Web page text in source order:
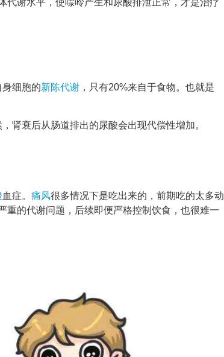
代谢水平，使嘌呤产生和尿酸排泄正常，才是治疗
细胞的新陈代谢 ，只有20%来自于食物。也就是
肾衰后从肠道排出的尿酸会出现代偿性增加。
血症。 痛风很多情况下是吃出来的，前期吃的太多动
重的代谢问题，后续即便严格控制饮食，也很难一